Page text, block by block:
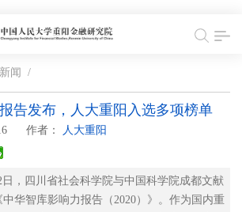
新闻 /
告发布，人大重阳入选多项榜单
作者： 人大重阳
日，四川省社会科学院与中国科学院成都文献
华智库影响力报告（2020）》。作为国内重